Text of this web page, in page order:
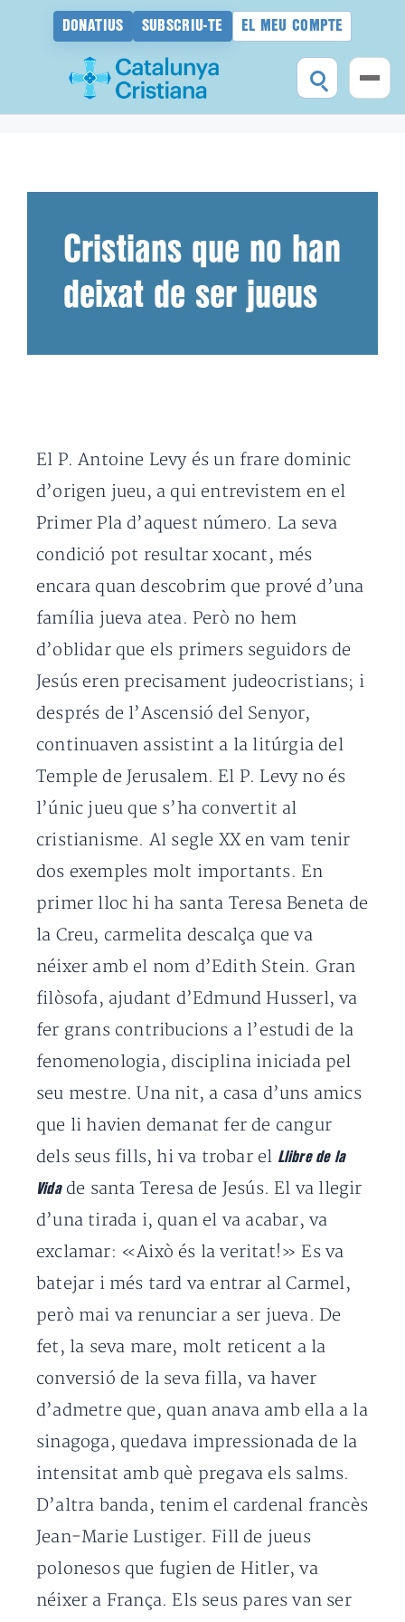
DONATIUS SUBSCRIU-TE EL MEU COMPTE
Cristians que no han
deixat de ser jueus
El P. Antoine Levy és un frare dominic
d’origen jueu, a qui entrevistem en el
Primer Pla d’aquest número. La seva
condició pot resultar xocant, més
encara quan descobrim que prové d’una
família jueva atea. Però no hem
d’oblidar que els primers seguidors de
Jesús eren precisament judeocristians; i
després de l’Ascensió del Senyor,
continuaven assistint a la litúrgia del
Temple de Jerusalem. El P. Levy no és
l’únic jueu que s’ha convertit al
cristianisme. Al segle XX en vam tenir
dos exemples molt importants. En
primer lloc hi ha santa Teresa Beneta de
la Creu, carmelita descalça que va
néixer amb el nom d’Edith Stein. Gran
filòsofa, ajudant d’Edmund Husserl, va
fer grans contribucions a l’estudi de la
fenomenologia, disciplina iniciada pel
seu mestre. Una nit, a casa d’uns amics
que li havien demanat fer de cangur
dels seus fills, hi va trobar el Llibre de la
Vidade santa Teresa de Jesús. El va llegir
d’una tirada i, quan el va acabar, va
exclamar: «Això és la veritat!» Es va
batejar i més tard va entrar al Carmel,
però mai va renunciar a ser jueva. De
fet, la seva mare, molt reticent a la
conversió de la seva filla, va haver
d’admetre que, quan anava amb ella a la
sinagoga, quedava impressionada de la
intensitat amb què pregava els salms.
D’altra banda, tenim el cardenal francès
Jean-Marie Lustiger. Fill de jueus
polonesos que fugien de Hitler, va
néixer a França. Els seus pares van ser